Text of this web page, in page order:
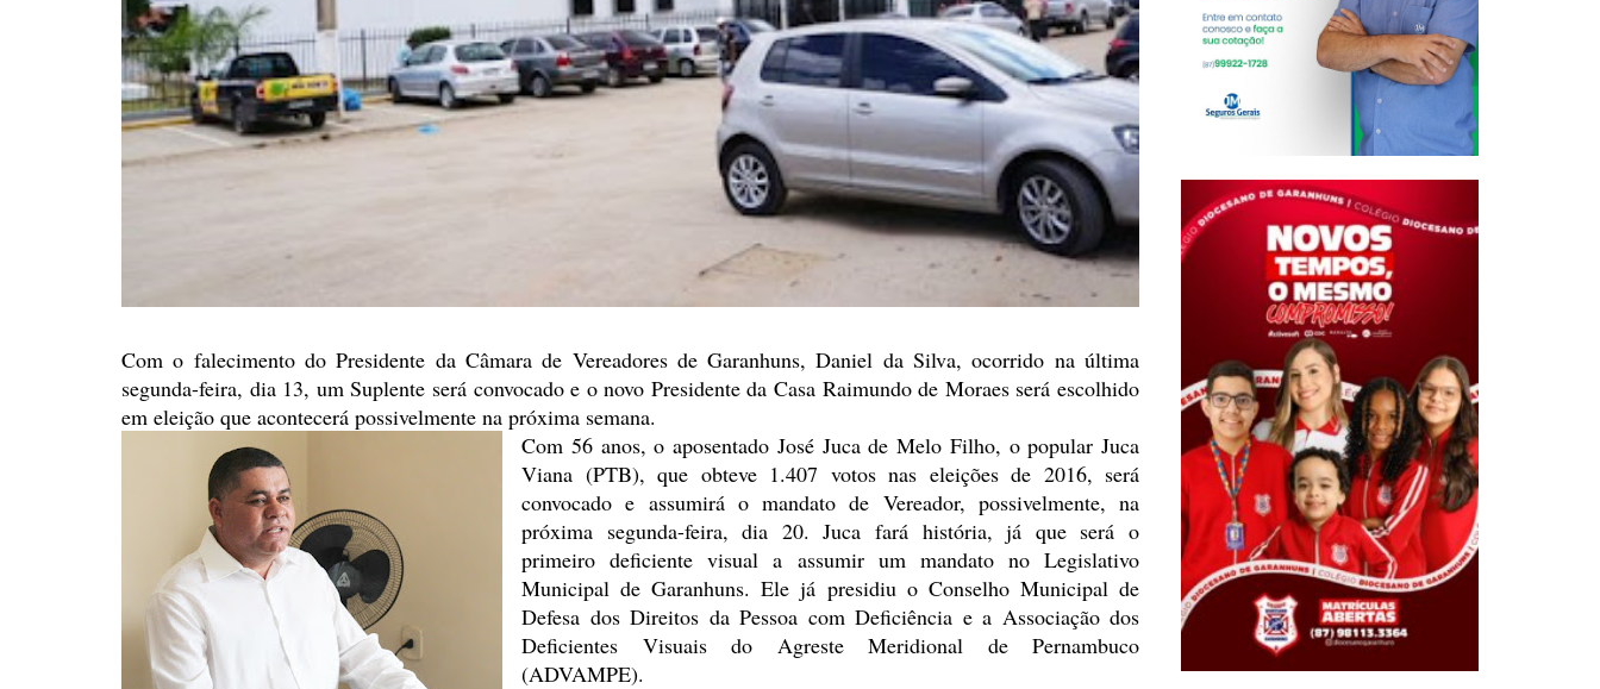
Com o falecimento do Presidente da Câmara de Vereadores de Garanhuns, Daniel da Silva, ocorrido na última
segunda-feira, dia 13, um Suplente será convocado e o novo Presidente da Casa Raimundo de Moraes será escolhido
em eleição que acontecerá possivelmente na próxima semana.
Com 56 anos, o aposentado JoséJuca de Melo Filho, o popular Juca
Viana (PTB), que obteve 1.407 votos nas eleições de 2016, será
convocado e assumirá o mandato de Vereador, possivelmente, na
próxima segunda-feira, dia 20. Juca fará história, já que será o
primeiro deficiente visual a assumir um mandato no Legislativo
Municipal de Garanhuns. Ele já presidiu o Conselho Municipal de
Defesa dos Direitos da Pessoa com Deficiência e a Associação dos
Deficientes Visuais do Agreste Meridional de Pernambuco
(ADVAMPE).